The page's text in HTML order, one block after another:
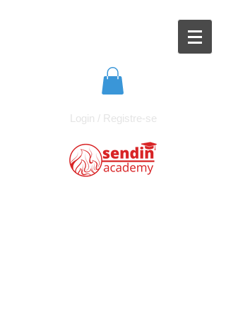
Login / Registre-se